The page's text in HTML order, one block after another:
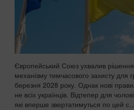
Європейський Союз ухвалив
механізму тимчасового захисту для
березня 2028 року. Однак нові
не всіх українців. Відтепер для
які вперше звертатимуться по цей с...